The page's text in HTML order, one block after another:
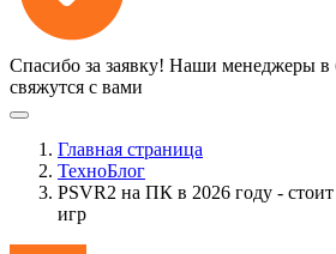
Спасибо за заявку! Наши менеджеры в
свяжутся с вами
Главная страница
ТехноБлог
PSVR2 на ПК в 2026 году -
игр